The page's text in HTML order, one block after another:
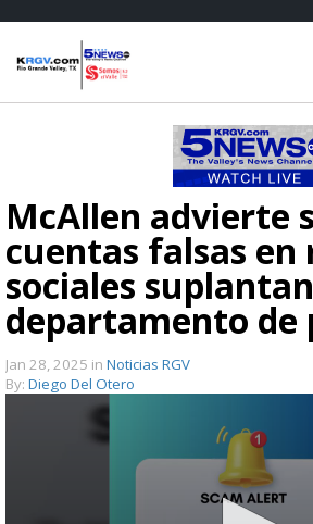
McAllen advierte
cuentas falsas en
sociales
departamento de
Jan 28, 2025 in Noticias RGV
By: Diego Del Otero